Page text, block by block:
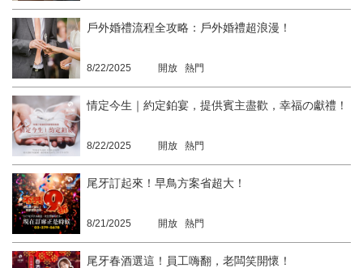
戶外婚禮流程全攻略：戶外婚禮超浪漫！
8/22/2025 開放 熱門
情定今生｜約定鉑宴，提供賓主盡歡，幸福の獻禮！
8/22/2025 開放 熱門
尾牙訂起來！早鳥方案省超大！
8/21/2025 開放 熱門
尾牙春酒選這！員工嗨翻，老闆笑開懷！